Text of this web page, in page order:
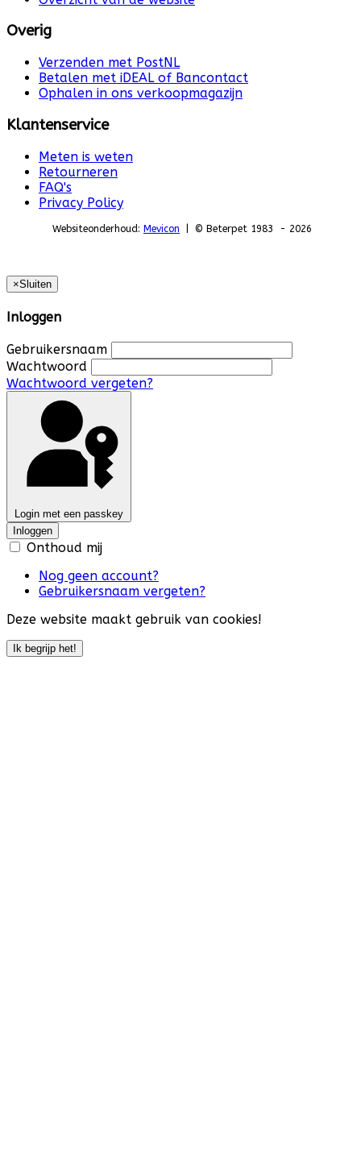
Overig
Verzenden met PostNL
Betalen met iDEAL of Bancontact
Ophalen in ons verkoopmagazijn
Klantenservice
Meten is weten
Retourneren
FAQ's
Privacy Policy
Websiteonderhoud: Mevicon | © Beterpet 1983 - 2026
×Sluiten
Inloggen
Gebruikersnaam
Wachtwoord
Wachtwoord vergeten?
Login met een passkey
Inloggen
Onthoud mij
Nog geen account?
Gebruikersnaam vergeten?
Deze website maakt gebruik van cookies!
Ik begrijp het!